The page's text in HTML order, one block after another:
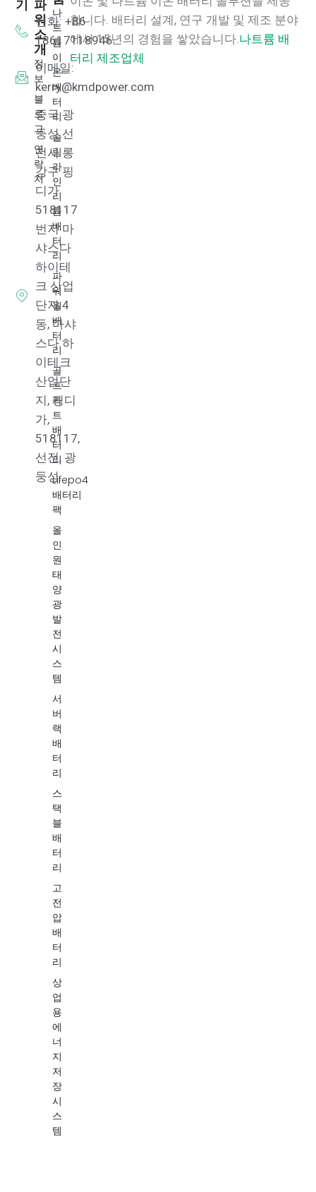
합니다. 배터리 설계, 연구 개발 및 제조 분야
에서 15년의 경험을 쌓았습니다. 나트륨 배
터리 제조업체
나
트
륨
이
온
배
터
리
슬
림
라
인
리
튬
배
터
리
파
워
월
배
터
리
골
프
카
트
배
터
리
Lifepo4
배터리
팩
올
인
원
태
양
광
발
전
시
스
템
서
버
랙
배
터
리
스
택
블
배
터
리
고
전
압
배
터
리
상
업
용
에
너
지
저
장
시
스
템
파
워
소
개
정
보
블
로
그
연
락
처
기
전화: +86
18617118946
이메일:
kerry@kmdpower.com
중국 광
둥성 선
전시 롱
강구 핑
디가
518117
번지 마
샤스다
하이테
크 산업
단지 4
동, 마샤
스다 하
이테크
산업단
지, 핑디
가,
518117,
선전, 광
둥성.